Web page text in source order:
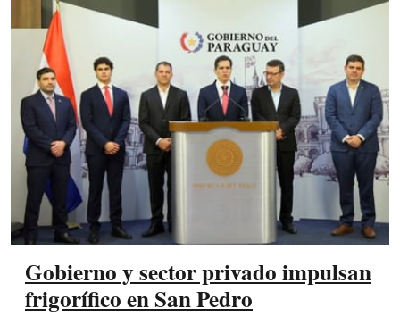
Gobierno y sector privado impulsan
frigorífico en San Pedro